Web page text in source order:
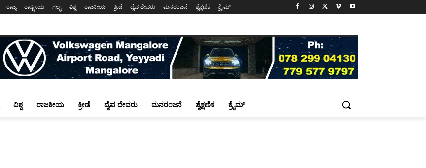
ರಾಜ್ಯ ರಾಷ್ಟ್ರೀಯ ಗಲ್ಫ್ ವಿಶ್ವ ರಾಜಕೀಯ ಕ್ರೀಡೆ ದೈವ ದೇವರು ಮನರಂಜನೆ ಶೈಕ್ಷಣಿಕ ಕ್ರೈಮ್
ವಿಶ್ವ ರಾಜಕೀಯ ಕ್ರೀಡೆ ದೈವ ದೇವರು ಮನರಂಜನೆ ಶೈಕ್ಷಣಿಕ ಕ್ರೈಮ್